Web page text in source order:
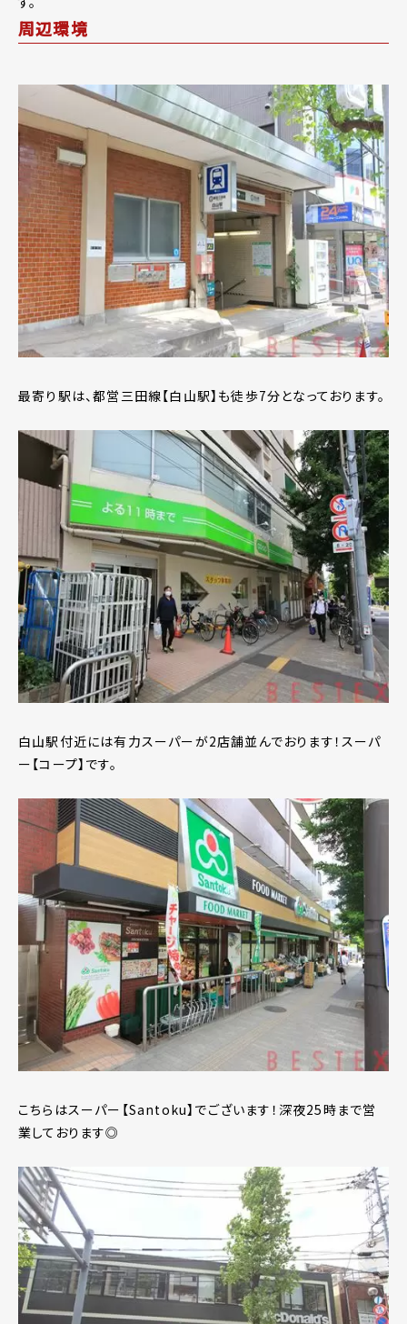
周辺環境
最寄り駅は、都営三田線【白山駅】も徒歩7分となっております。
白山駅付近には有力スーパーが2店舗並んでおります！スーパ
ー【コープ】です。
こちらはスーパー【Santoku】でございます！深夜25時まで営
業しております◎